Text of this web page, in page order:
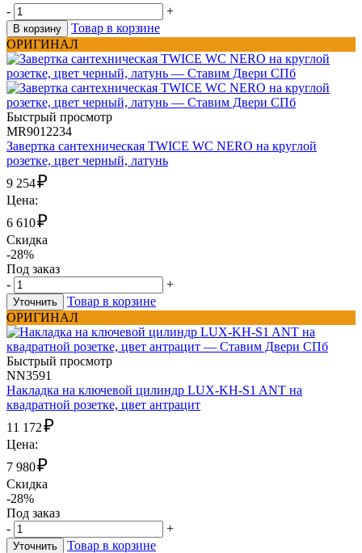
-
+
В корзину
Товар в корзине
ОРИГИНАЛ
Быстрый просмотр
MR9012234
Завертка сантехническая TWICE WC NERO на круглой
розетке, цвет черный, латунь
9 254₽
Цена:
6 610₽
Скидка
-28%
Под заказ
-
+
Уточнить
Товар в корзине
ОРИГИНАЛ
Быстрый просмотр
NN3591
Накладка на ключевой цилиндр LUX-KH-S1 ANT на
квадратной розетке, цвет антрацит
11 172₽
Цена:
7 980₽
Скидка
-28%
Под заказ
-
+
Уточнить Товар в корзине